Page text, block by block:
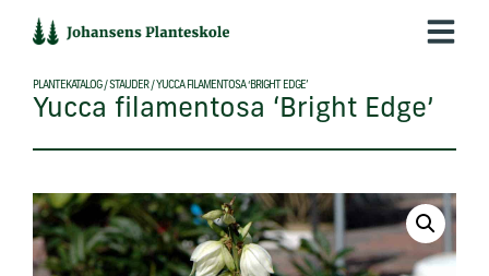
indholdet
PLANTEKATALOG/STAUDER/YUCCA FILAMENTOSA ‘BRIGHT EDGE’
Yucca filamentosa ‘Bright Edge’